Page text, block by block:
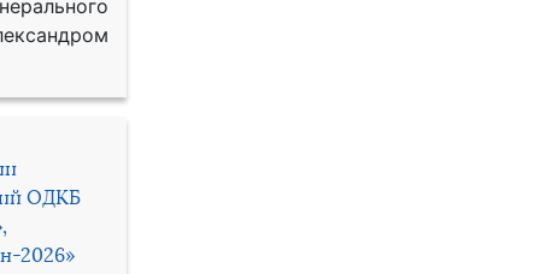
ОДКБ
2026»